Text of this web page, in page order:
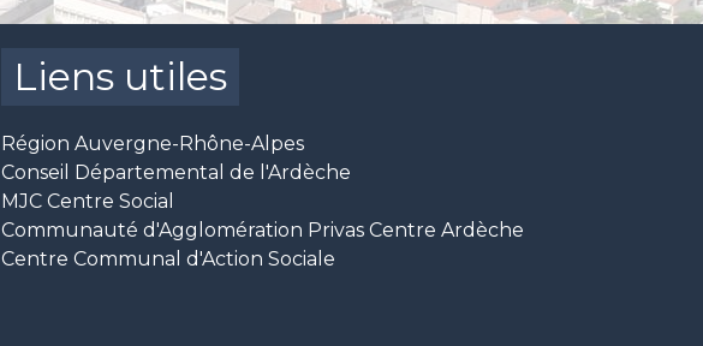
Liens utiles
Région Auvergne-Rhône-Alpes
Conseil Départemental de l'Ardèche
MJC Centre Social
Communauté d'Agglomération Privas Centre Ardèche
Centre Communal d'Action Sociale